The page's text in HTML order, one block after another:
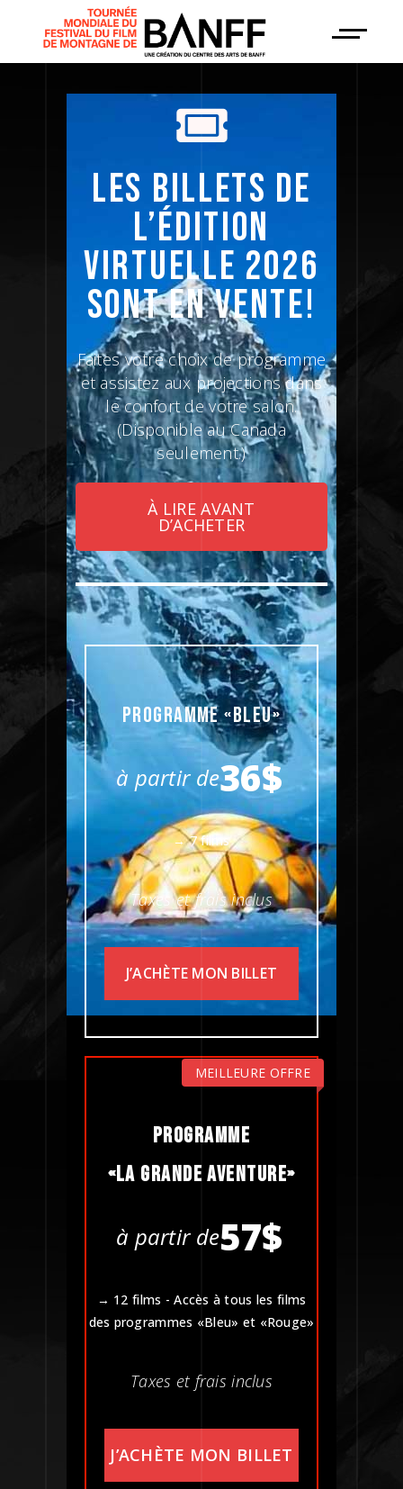
LES BILLETS DE
L’ÉDITION
VIRTUELLE 2026
SONT EN VENTE!
Faites votre choix de programme
et assistez aux projections dans
le confort de votre salon.
(Disponible au Canada
seulement.)
À LIRE AVANT
D’ACHETER
PROGRAMME «BLEU»
à partir de36$
→ 7 films
Taxes et frais inclus
J’ACHÈTE MON BILLET
MEILLEURE OFFRE
PROGRAMME
«LA GRANDE AVENTURE»
à partir de57$
→ 12 films - Accès à tous les films
des programmes «Bleu» et «Rouge»
Taxes et frais inclus
J’ACHÈTE MON BILLET